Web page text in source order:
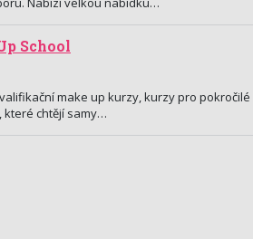
School
make up kurzy, kurzy pro pokročilé
které chtějí samy…